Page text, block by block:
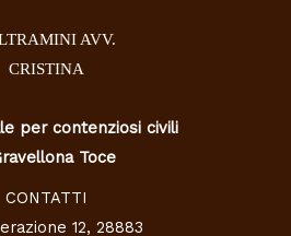
AVV.
CRISTINA
per contenziosi civili
Toce
CONTATTI
12, 28883